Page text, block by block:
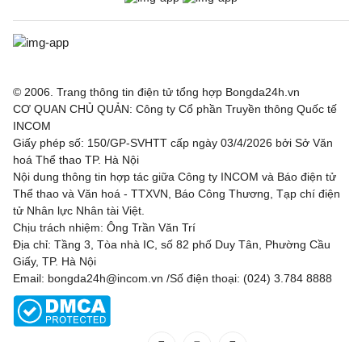
© 2006. Trang thông tin điện tử tổng hợp Bongda24h.vn
CƠ QUAN CHỦ QUẢN: Công ty Cổ phần Truyền thông Quốc tế
INCOM
Giấy phép số: 150/GP-SVHTT cấp ngày 03/4/2026 bởi Sở Văn
hoá Thể thao TP. Hà Nội
Nội dung thông tin hợp tác giữa Công ty INCOM và Báo điện tử
Thể thao và Văn hoá - TTXVN, Báo Công Thương, Tạp chí điện
tử Nhân lực Nhân tài Việt.
Chịu trách nhiệm: Ông Trần Văn Trí
Địa chỉ: Tầng 3, Tòa nhà IC, số 82 phố Duy Tân, Phường Cầu
Giấy, TP. Hà Nội
Email: bongda24h@incom.vn /Số điện thoại: (024) 3.784 8888